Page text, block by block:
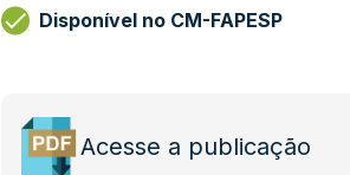
Disponível no CM-FAPESP
Acesse a publicação